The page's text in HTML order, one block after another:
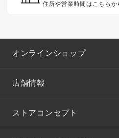
住所や営業時間はこちらか
オンラインショップ
店舗情報
ストアコンセプト